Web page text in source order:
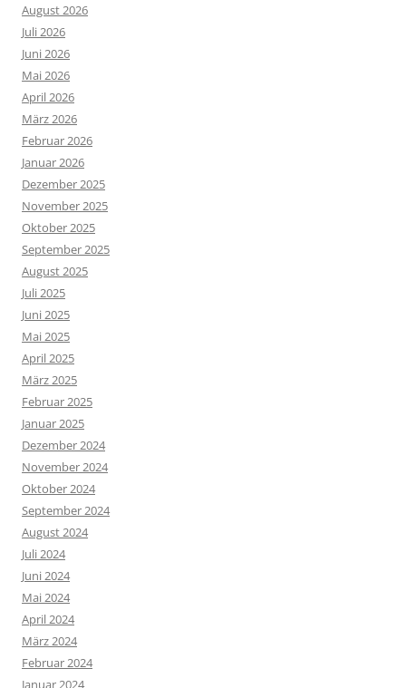
August 2026
Juli 2026
Juni 2026
Mai 2026
April 2026
März 2026
Februar 2026
Januar 2026
Dezember 2025
November 2025
Oktober 2025
September 2025
August 2025
Juli 2025
Juni 2025
Mai 2025
April 2025
März 2025
Februar 2025
Januar 2025
Dezember 2024
November 2024
Oktober 2024
September 2024
August 2024
Juli 2024
Juni 2024
Mai 2024
April 2024
März 2024
Februar 2024
Januar 2024